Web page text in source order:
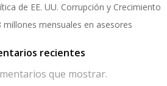
de EE. UU. Corrupción y Crecimiento
millones mensuales en asesores
recientes
que mostrar.